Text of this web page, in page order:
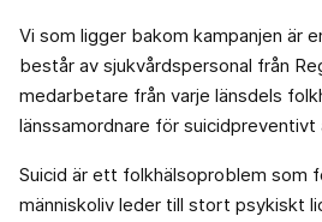
Vi som ligger bakom kampanjen är
består av sjukvårdspersonal från
medarbetare från varje länsdels
länssamordnare för suicidpreventivt
Suicid är ett folkhälsoproblem som
människoliv leder till stort psykiskt